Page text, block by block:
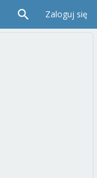
Zaloguj się